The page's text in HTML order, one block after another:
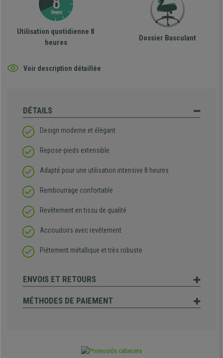
Utilisation quotidienne 8
heures
Dossier Basculant
Voir description détaillée
DÉTAILS
Design moderne et élégant
Repose-pieds extensible
Adapté pour une utilisation intensive 8 heures
Rembourrage confortable
Revêtement en tissu de qualité
Accoudoirs avec revêtement
Piétement métallique et très robuste
ENVOIS ET RETOURS
MÉTHODES DE PAIEMENT